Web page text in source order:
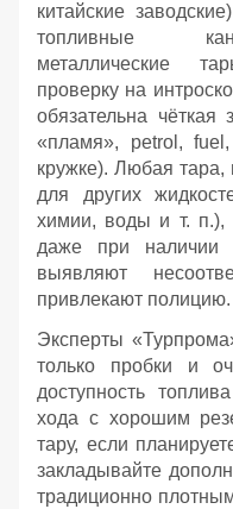
китайские
топливные
металлические
проверку на
обязательна чёткая
«пламя», petrol,
кружке). Любая тара,
для других
химии, воды и т. п.),
даже при наличии
выявляют
привлекают полицию.
Эксперты
только пробки и
доступность
хода с хорошим
тару, если
закладывайте
традиционно